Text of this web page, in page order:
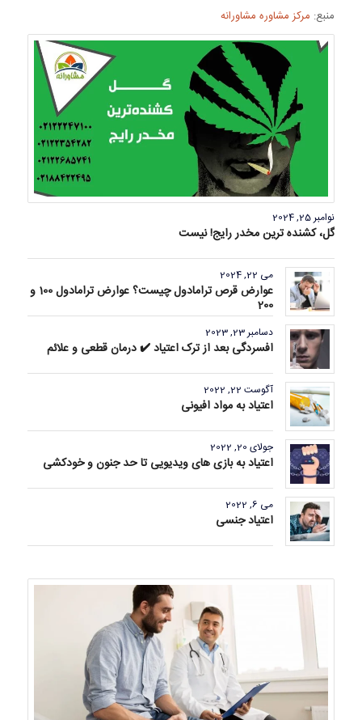
منبع: مرکز مشاوره مشاورانه
نوامبر 25, 2024
گل، کشنده ترین مخدر رایج! نیست
می 22, 2024
عوارض قرص ترامادول چیست؟ عوارض ترامادول 100 و
200
دسامبر 23, 2023
افسردگی بعد از ترک اعتیاد ✔️ درمان قطعی و علائم
آگوست 22, 2022
اعتیاد به مواد افیونی
جولای 20, 2022
اعتیاد به بازی های ویدیویی تا حد جنون و خودکشی
می 6, 2022
اعتیاد جنسی